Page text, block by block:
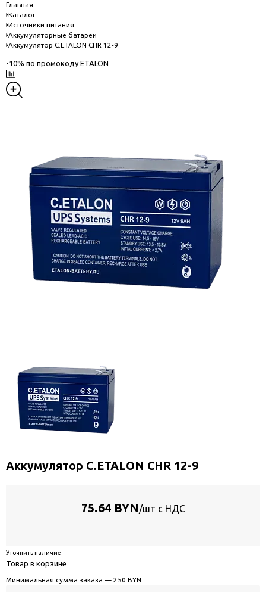
Главная
Каталог
Источники питания
Аккумуляторные батареи
Аккумулятор C.ETALON CHR 12-9
-10% по промокоду ETALON
Аккумулятор C.ETALON CHR 12-9
75.64 BYN/шт с НДС
Уточнить наличие
Товар в корзине
Минимальная сумма заказа — 250 BYN